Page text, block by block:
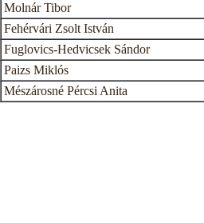
Molnár Tibor
Fehérvári Zsolt István
Fuglovics-Hedvicsek Sándor
Paizs Miklós
Mészárosné Pércsi Anita